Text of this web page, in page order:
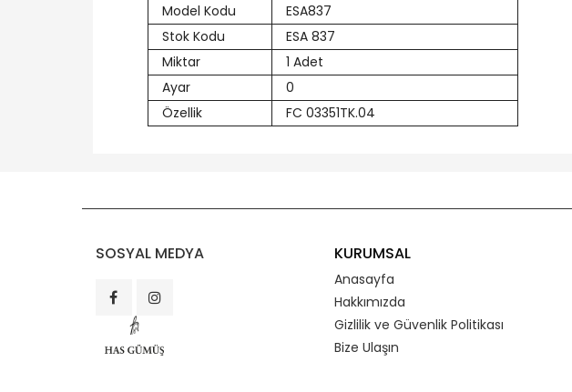
Model Kodu
ESA837
Stok Kodu
ESA 837
Miktar
1 Adet
Ayar
0
Özellik
FC 03351TK.04
SOSYAL MEDYA KURUMSAL
Anasayfa
Hakkımızda
Gizlilik ve Güvenlik Politikası
Bize Ulaşın